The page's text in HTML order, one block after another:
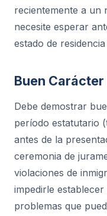
recientemente a un
necesite esperar
estado de
Buen
Debe demostrar
período estatutario
antes de la
ceremonia de
violaciones de
impedirle
problemas que